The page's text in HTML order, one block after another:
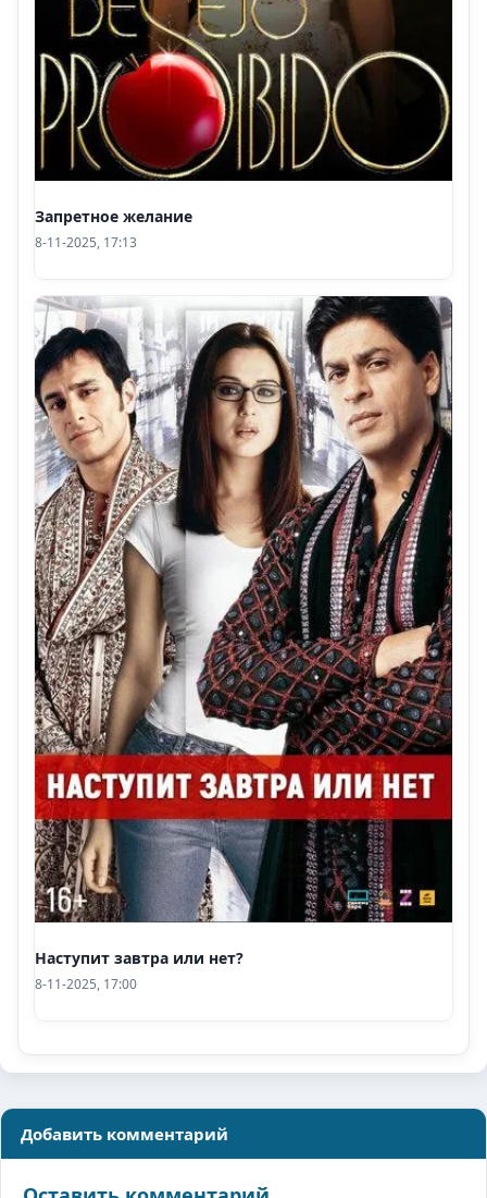
Запретное желание
8-11-2025, 17:13
Наступит завтра или нет?
8-11-2025, 17:00
Добавить комментарий